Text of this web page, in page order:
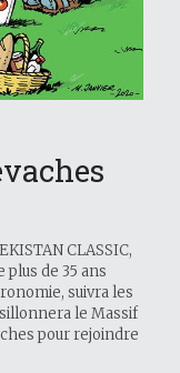
CLASSIC,
de 35 ans
suivra les
le Massif
pour rejoindre